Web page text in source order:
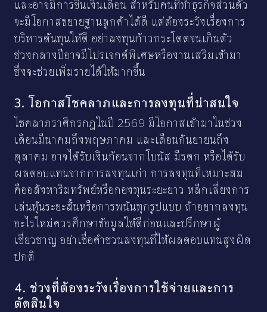
และอาจมีการขึ้นเงินเดือน สำหรับคนที่ทำธุรกิจส่วนตัว
จะมีโอกาสขยายฐานลูกค้าได้ดี แต่ต้องระวังเรื่องการ
บริหารต้นทุนให้ดี อย่าลงทุนก้าวกระโดดจนเกินตัว
ช่วงกลางปีอาจมีโปรเจกต์พิเศษหรืองานเสริมเข้ามา
ซึ่งจะช่วยเพิ่มรายได้ให้มากขึ้น
3. โอกาสโชคลาภและการลงทุนที่น่าสนใจ
โชคลาภราศีกรกฎในปี 2569 มีโอกาสเข้ามาในช่วง
เดือนมีนาคมถึงพฤษภาคม และเดือนกันยายนถึง
ตุลาคม อาจได้รับเงินก้อนจากโบนัส มีรดก หรือได้รับ
ผลตอบแทนจากการลงทุนเก่า การลงทุนที่เหมาะสม
คืออสังหาริมทรัพย์หรือกองทุนระยะยาว หลีกเลี่ยงการ
เล่นหุ้นระยะสั้นหรือการพนันทุกรูปแบบ ถ้าอยากลงทุน
อะไรใหม่ควรศึกษาข้อมูลให้ดีก่อนและปรึกษาผู้
เชี่ยวชาญ อย่าเชื่อคำชวนลงทุนที่ให้ผลตอบแทนสูงผิด
ปกติ
4. ช่วงที่ต้องระวังเรื่องการใช้จ่ายและการ
ตัดสินใจ